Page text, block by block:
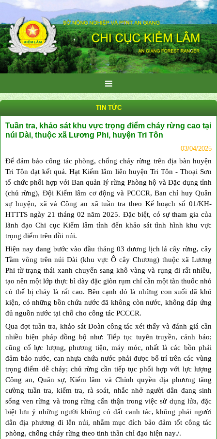
TIN TỨC
Tuần tra, khảo sát khu vực trọng điểm cháy rừng cao tại
núi Dài, thuộc xã Lương Phi, huyện Tri Tôn
03/04/2025
Để đảm bảo công tác phòng, chống cháy rừng trên địa bàn huyện
Tri Tôn đạt kết quả. Hạt Kiểm lâm liên huyện Tri Tôn - Thoại Sơn
tổ chức phối hợp với Ban quản lý rừng Phòng hộ và Đặc dụng tỉnh
(chủ rừng), Đội Kiểm lâm cơ động và PCCCR, Ban chỉ huy Quân
sự huyện, xã và Công an xã tuần tra theo Kế hoạch số 01/KH-
HTTTS ngày 21 tháng 02 năm 2025. Đặc biệt, có sự tham gia của
lãnh đạo Chi cục Kiểm lâm tỉnh đến khảo sát tình hình khu vực
trọng điểm trên đồi núi.
Hiện nay đang bước vào đầu tháng 03 dương lịch lá cây rừng, cây
Tầm vông trên núi Dài (khu vực Ô cây Chương) thuộc xã Lương
Phi từ trạng thái xanh chuyển sang khô vàng và rụng đi rất nhiều,
tạo nên một lớp thực bì dày đặc giòn rụm chỉ cần một tàn thuốc nhỏ
có thể bị cháy là rất cao. Bên cạnh đó là những con suối đã khô
kiện, có những bồn chứa nước đã không còn nước, không đáp ứng
đủ nguồn nước tại chỗ cho công tác PCCCR.
Qua đợt tuần tra, khảo sát Đoàn công tác xét thấy và đánh giá cần
nhiều biện pháp đồng bộ như: Tiếp tục tuyên truyền, cảnh báo;
cũng cố lực lượng, phương tiện, máy móc, nhất là các bồn phải
đảm bảo nước, can nhựa chứa nước phải được bố trí trên các vùng
trọng điểm dễ cháy; chủ rừng cần tiếp tục phối hợp với lực lượng
Công an, Quân sự, Kiểm lâm và Chính quyền địa phương tăng
cường tuần tra, kiểm tra, rà soát, nhắc nhở người dân đang sinh
sống ven rừng và trong rừng cẩn thận trong việc sử dụng lửa, đặc
biệt lưu ý những người không có đất canh tác, không phải người
dân địa phương đi lên núi, nhằm mục đích bảo đảm tốt công tác
phòng, chống cháy rừng theo tinh thần chỉ đạo hiện nay./.